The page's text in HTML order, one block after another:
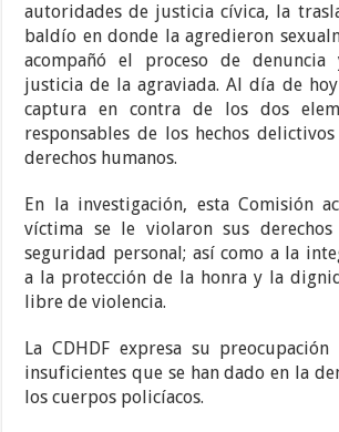
autoridades de justicia cívica, la
baldío en donde la agredieron
acompañó el proceso de
justicia de la agraviada. Al día de
captura en contra de los dos
responsables de los hechos
derechos humanos.
En la investigación, esta Comisión
víctima se le violaron sus
seguridad personal; así como a la
a la protección de la honra y la
libre de violencia.
La CDHDF expresa su
insuficientes que se han dado en la
los cuerpos policíacos.